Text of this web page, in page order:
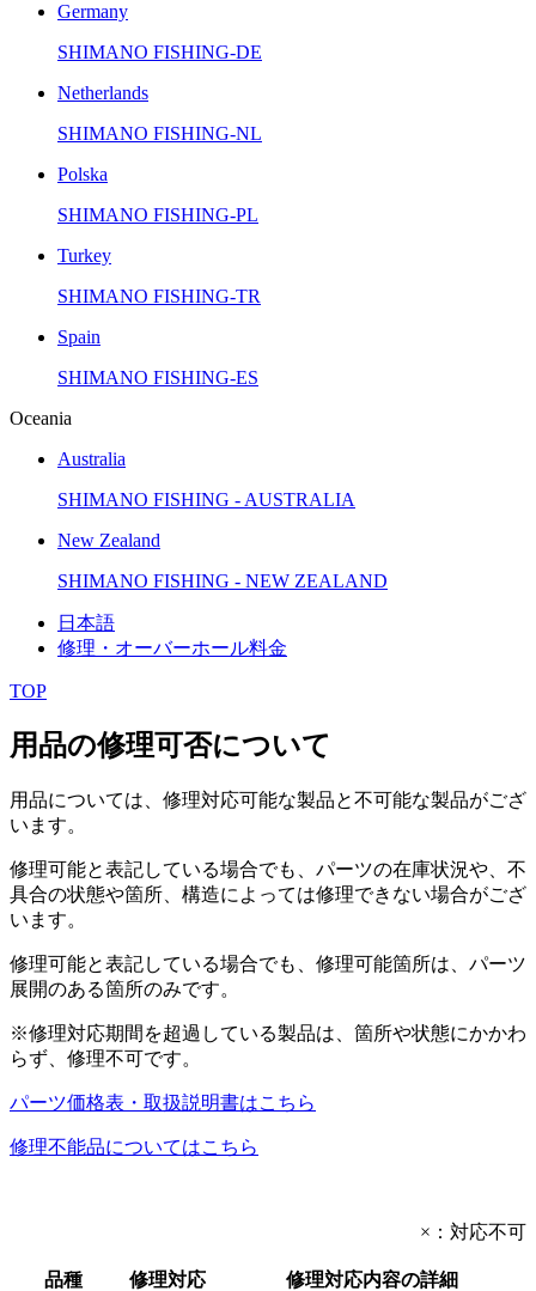
Germany
SHIMANO FISHING-DE
Netherlands
SHIMANO FISHING-NL
Polska
SHIMANO FISHING-PL
Turkey
SHIMANO FISHING-TR
Spain
SHIMANO FISHING-ES
Oceania
Australia
SHIMANO FISHING - AUSTRALIA
New Zealand
SHIMANO FISHING - NEW ZEALAND
日本語
修理・オーバーホール料金
TOP
用品の修理可否について
用品については、修理対応可能な製品と不可能な製品がござ
います。
修理可能と表記している場合でも、パーツの在庫状況や、不
具合の状態や箇所、構造によっては修理できない場合がござ
います。
修理可能と表記している場合でも、修理可能箇所は、パーツ
展開のある箇所のみです。
※修理対応期間を超過している製品は、箇所や状態にかかわ
らず、修理不可です。
パーツ価格表・取扱説明書はこちら
修理不能品についてはこちら
×：対応不可
品種 修理対応 修理対応内容の詳細